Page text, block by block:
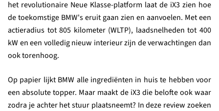
het revolutionaire Neue Klasse-platform laat de iX3 zien hoe
de toekomstige BMW's eruit gaan zien en aanvoelen. Met een
actieradius tot 805 kilometer (WLTP), laadsnelheden tot 400
kW en een volledig nieuw interieur zijn de verwachtingen dan
ook torenhoog.
Op papier lijkt BMW alle ingrediënten in huis te hebben voor
een absolute topper. Maar maakt de iX3 die belofte ook waar
zodra je achter het stuur plaatsneemt? In deze review zoeken